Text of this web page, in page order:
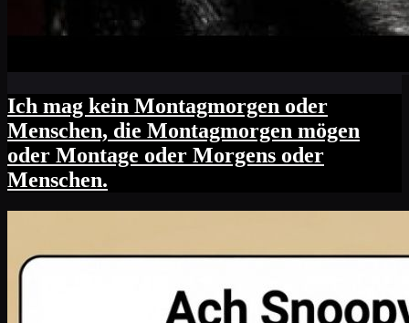
Ich mag kein Montagmorgen oder
Menschen, die Montagmorgen mögen
oder Montage oder Morgens oder
Menschen.